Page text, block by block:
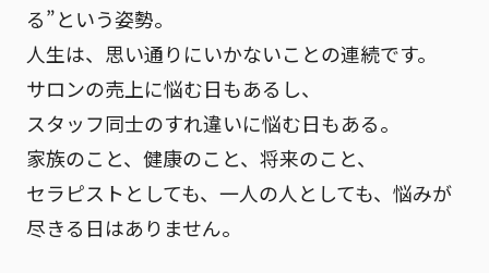
る”という姿勢。
人生は、思い通りにいかないことの連続です。
サロンの売上に悩む日もあるし、
スタッフ同士のすれ違いに悩む日もある。
家族のこと、健康のこと、将来のこと、
セラピストとしても、一人の人としても、 悩みが
尽きる日はありません。